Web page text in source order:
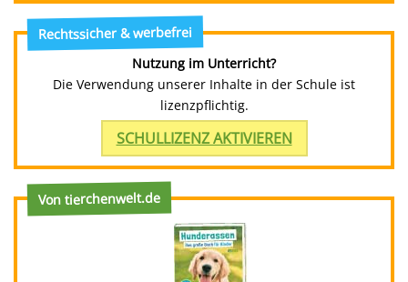
Rechtssicher & werbefrei
Nutzung im Unterricht?
Die Verwendung unserer Inhalte in der Schule ist
lizenzpflichtig.
SCHULLIZENZ AKTIVIEREN
Von tierchenwelt.de